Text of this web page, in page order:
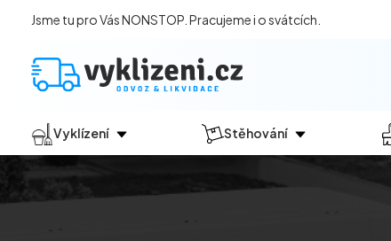
Jsme tu pro Vás NONSTOP. Pracujeme i o svátcích.
Vyklízení
Jak vyklízení probíhá?
Stěhování